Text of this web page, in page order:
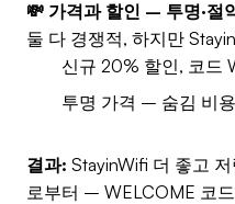
💸 가격과 할인 – 투명·절
둘 다 경쟁적, 하지만
신규 20% 할인, 코드
투명 가격 – 숨김 비
결과: StayinWifi 더 좋고 저
로부터 – WELCOME 코